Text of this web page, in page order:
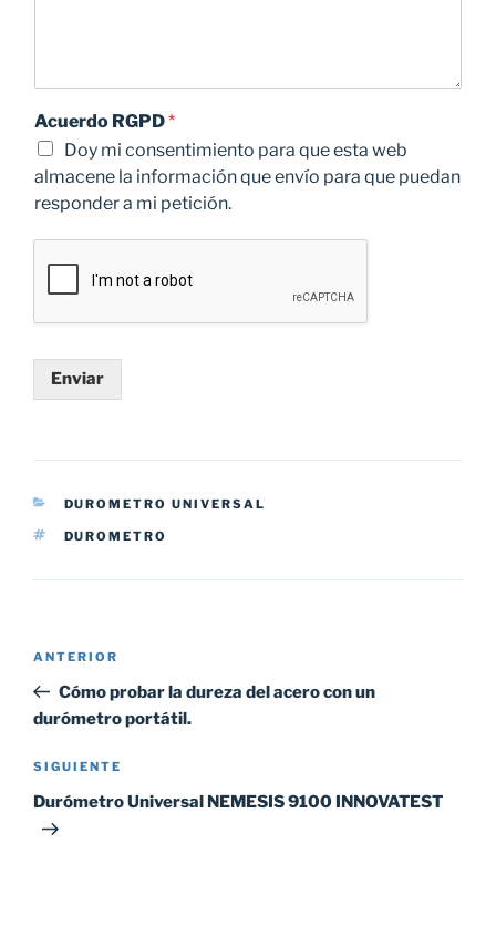
Acuerdo RGPD*
Doy mi consentimiento para que esta web
almacene la información que envío para que puedan
responder a mi petición.
Enviar
CATEGORÍAS
DUROMETRO UNIVERSAL
ETIQUETAS
DUROMETRO
entradas
Entrada
anterior:
ANTERIOR
Cómo probar la dureza del acero con un
durómetro portátil.
Siguiente
entrada
SIGUIENTE
Durómetro Universal NEMESIS 9100 INNOVATEST